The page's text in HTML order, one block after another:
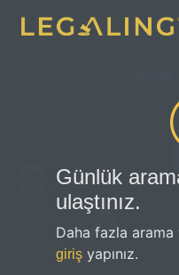
Günlük
ulaştınız.
Daha fazla
giriş yapınız.